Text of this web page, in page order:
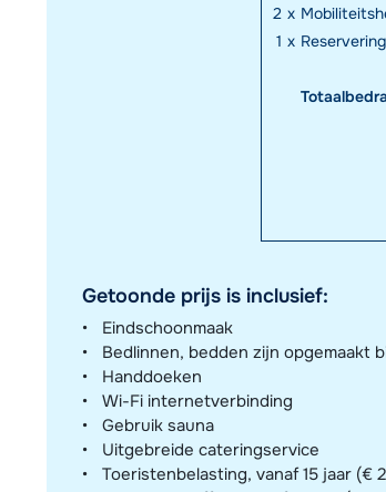
2 x
1 x
Getoonde prijs is inclusief:
Eindschoonmaak
Bedlinnen, bedden zijn opgemaakt
Handdoeken
Wi-Fi internetverbinding
Gebruik sauna
Uitgebreide cateringservice
Toeristenbelasting, vanaf 15 jaar (€